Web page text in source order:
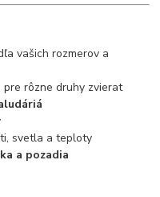
vašich rozmerov a
pre rôzne druhy zvierat
svetla a teploty
a pozadia